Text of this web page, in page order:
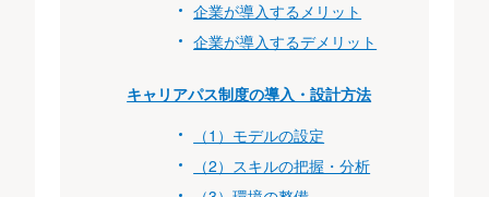
企業が導入するメリット
企業が導入するデメリット
キャリアパス制度の導入・設計方法
（1）モデルの設定
（2）スキルの把握・分析